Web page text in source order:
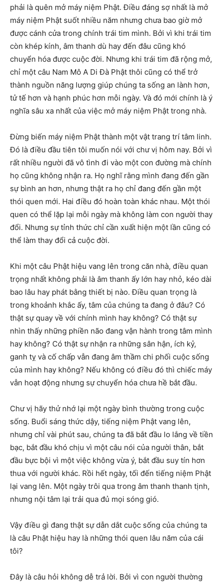
phải là quên mở máy niệm Phật. Điều đáng sợ nhất là mở
máy niệm Phật suốt nhiều năm nhưng chưa bao giờ mở
được cánh cửa trong chính trái tim mình. Bởi vì khi trái tim
còn khép kính, âm thanh dù hay đến đâu cũng khó
chuyển hóa được cuộc đời. Nhưng khi trái tim đã rộng mở,
chỉ một câu Nam Mô A Di Đà Phật thôi cũng có thể trở
thành nguồn năng lượng giúp chúng ta sống an lành hơn,
tử tế hơn và hạnh phúc hơn mỗi ngày. Và đó mới chính là ý
nghĩa sâu xa nhất của việc mở máy niệm Phật trong nhà.
Đừng biến máy niệm Phật thành một vật trang trí tâm linh.
Đó là điều đầu tiên tôi muốn nói với chư vị hôm nay. Bởi vì
rất nhiều người đã vô tình đi vào một con đường mà chính
họ cũng không nhận ra. Họ nghĩ rằng mình đang đến gần
sự bình an hơn, nhưng thật ra họ chỉ đang đến gần một
thói quen mới. Hai điều đó hoàn toàn khác nhau. Một thói
quen có thể lặp lại mỗi ngày mà không làm con người thay
đổi. Nhưng sự tỉnh thức chỉ cần xuất hiện một lần cũng có
thể làm thay đổi cả cuộc đời.
Khi một câu Phật hiệu vang lên trong căn nhà, điều quan
trọng nhất không phải là âm thanh ấy lớn hay nhỏ, kéo dài
bao lâu hay phát bằng thiết bị nào. Điều quan trọng là
trong khoảnh khắc ấy, tâm của chúng ta đang ở đâu? Có
thật sự quay về với chính mình hay không? Có thật sự
nhìn thấy những phiền não đang vận hành trong tâm mình
hay không? Có thật sự nhận ra những sân hận, ích kỷ,
ganh tỵ và cố chấp vẫn đang âm thầm chi phối cuộc sống
của mình hay không? Nếu không có điều đó thì chiếc máy
vẫn hoạt động nhưng sự chuyển hóa chưa hề bắt đầu.
Chư vị hãy thử nhớ lại một ngày bình thường trong cuộc
sống. Buổi sáng thức dậy, tiếng niệm Phật vang lên,
nhưng chỉ vài phút sau, chúng ta đã bắt đầu lo lắng về tiền
bạc, bắt đầu khó chịu vì một câu nói của người thân, bắt
đầu bực bội vì một việc không vừa ý, bắt đầu suy tín hơn
thua với người khác. Rồi hết ngày, tối đến tiếng niệm Phật
lại vang lên. Một ngày trôi qua trong âm thanh thanh tịnh,
nhưng nội tâm lại trải qua đủ mọi sóng gió.
Vậy điều gì đang thật sự dẫn dắt cuộc sống của chúng ta
là câu Phật hiệu hay là những thói quen lâu năm của cái
tôi?
Đây là câu hỏi không dễ trả lời. Bởi vì con người thường